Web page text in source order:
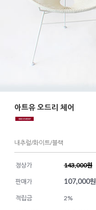
아트유 오드리 체어
내추럴/화이트/블랙
정상가 143,000원
판매가 107,000원
적립금 2%